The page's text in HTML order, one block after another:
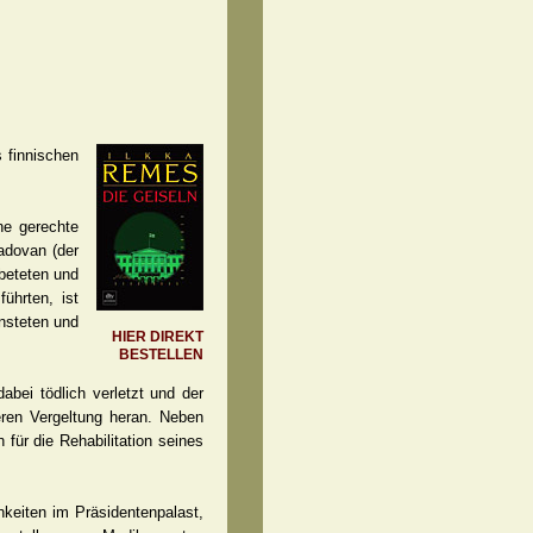
HIER DIREKT
BESTELLEN
finnischen
gerechte
(der
und
ist
und
tödlich verletzt und der
Vergeltung heran. Neben
für die Rehabilitation seines
im Präsidentenpalast,